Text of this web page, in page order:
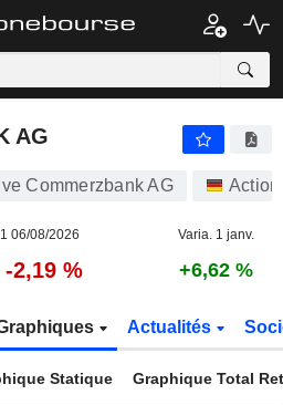
AG
Commerzbank AG
06/08/2026 Varia. 1 janv.
-2,19 % +6,62 %
Actualités
Statique Graphique Total